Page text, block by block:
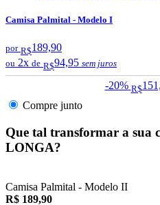
Camisa Palmital - Modelo I
por R$189,90
ou 2x de R$94,95 sem juros
-20% R$
Compre junto
Que tal transformar a sua
LONGA?
Camisa Palmital - Modelo II
R$ 189,90